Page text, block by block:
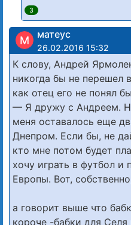
3
М матеус
26.02.2016 15:32
К слову, Андрей
никогда бы не перешел
как отец его не понял
— Я дружу с Андреем.
меня оставалось еще
Днепром. Если бы, не
кто мне потом будет
хочу играть в футбол и
Европы. Вот,
а говорит выше что
короче -бабки для